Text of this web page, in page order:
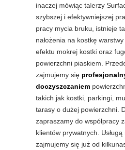
inaczej mówiąc talerzy
szybszej i efektywniejszej
pracy mycia bruku, istnieje
nałożenia na kostkę
efektu mokrej kostki oraz
powierzchni piaskiem.
zajmujemy się
doczyszczaniem
takich jak kostki, parkingi,
tarasy o dużej powierzchni.
zapraszamy do współpracy
klientów prywatnych.
zajmujemy się już od